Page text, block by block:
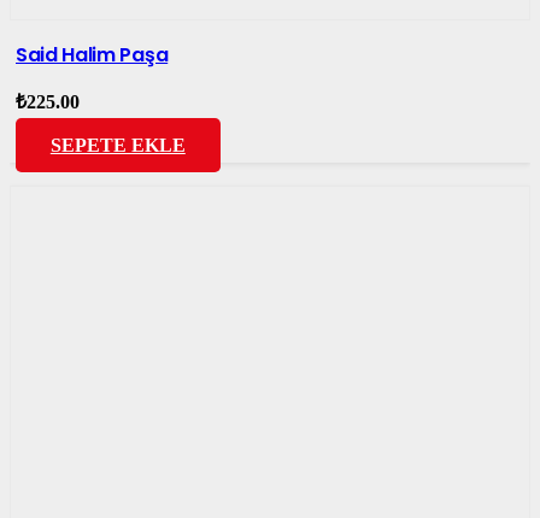
Said Halim Paşa
₺225.00
SEPETE EKLE